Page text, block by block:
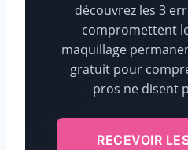
découvrez les 3
compromettent
maquillage
gratuit pour
pros ne disent
RECEVOIR